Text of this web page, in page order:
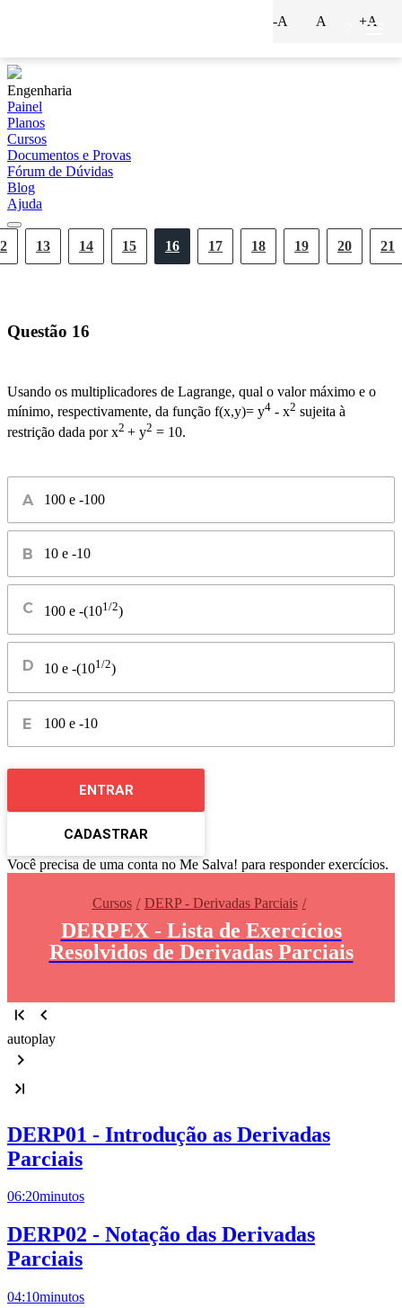
Engenharia
Painel
Planos
Cursos
Documentos e Provas
Fórum de Dúvidas
Blog
Ajuda
13 14 15 16 17 18 19 20 21
-A A +A
Questão 16
Usando os multiplicadores de Lagrange, qual o valor máximo e o
mínimo, respectivamente, da função f(x,y)= y4 - x2 sujeita à
restrição dada por x2 + y2 = 10.
100 e -100
10 e -10
100 e -(101/2)
10 e -(101/2)
100 e -10
ENTRAR
CADASTRAR
Você precisa de uma conta no Me Salva! para responder exercícios.
Cursos DERP - Derivadas Parciais
DERPEX - Lista de Exercícios
Resolvidos de Derivadas Parciais
autoplay
DERP01 - Introdução as Derivadas
Parciais
06:20minutos
DERP02 - Notação das Derivadas
Parciais
04:10minutos